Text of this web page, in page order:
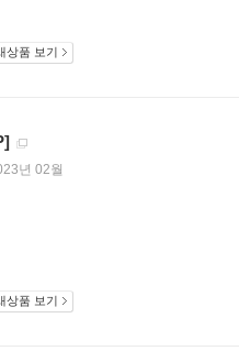
상품 보기
년 02월
상품 보기